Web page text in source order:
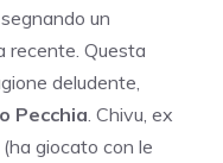
un
recente. Questa
deludente,
Pecchia. Chivu, ex
giocato con le